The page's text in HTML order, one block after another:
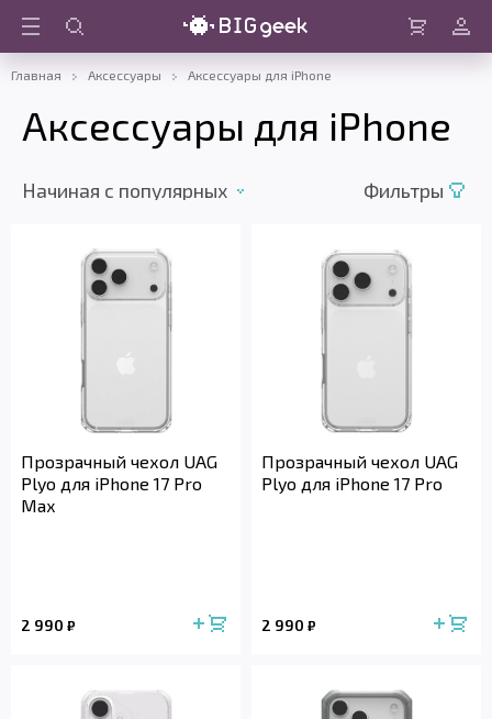
Войти
Главная Аксессуары Аксессуары для iPhone
Аксессуары для iPhone
Начиная c популярных Фильтры
Прозрачный чехол UAG
Plyo для iPhone 17 Pro
Max
2 990 ₽
Прозрачный чехол UAG
Plyo для iPhone 17 Pro
2 990 ₽